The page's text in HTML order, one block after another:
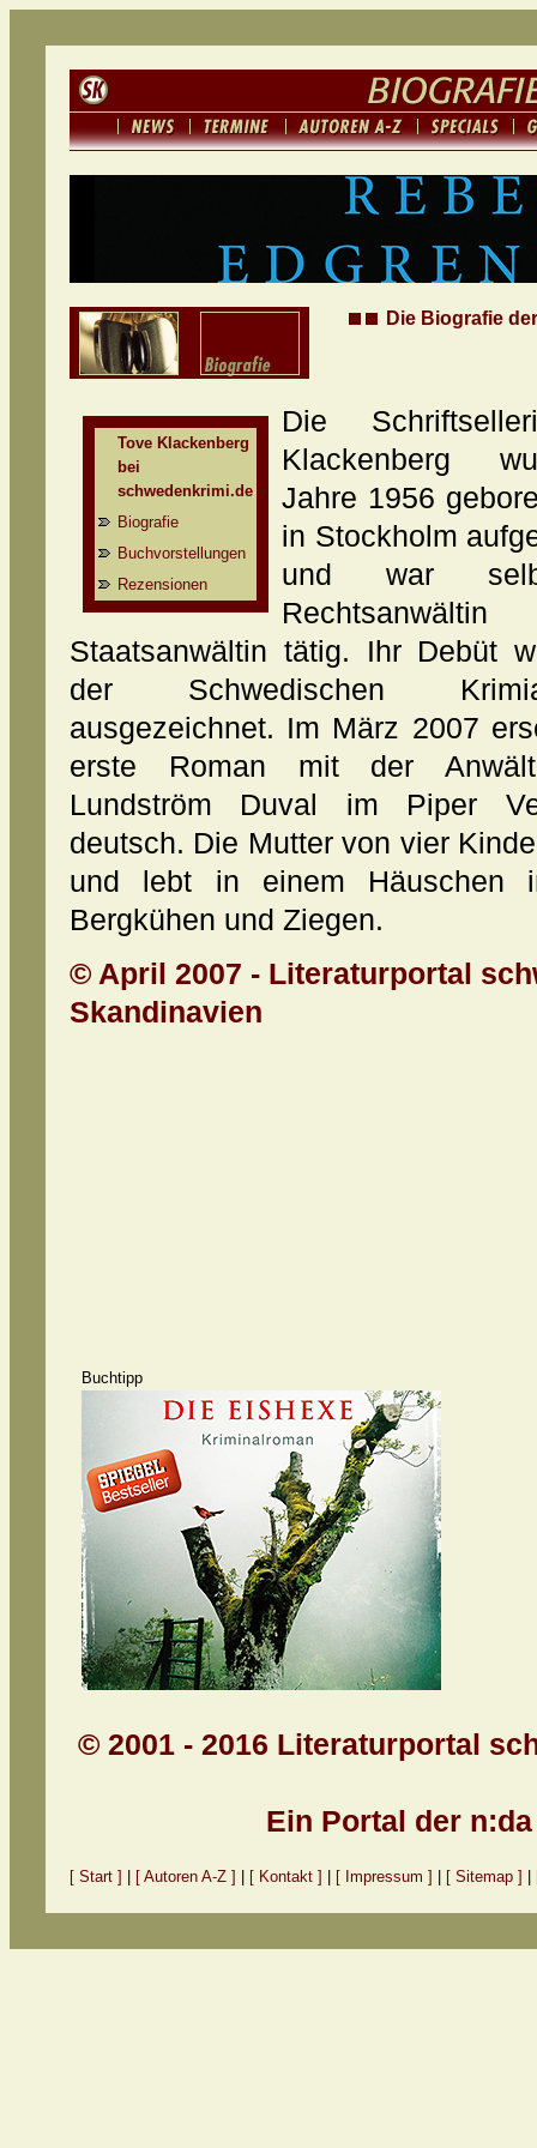
Die Biografie
Tove Klackenberg
bei
schwedenkrimi.de
Biografie
Buchvorstellungen
Rezensionen
Die
Klackenberg
Jahre 1956
in Stockholm
und war
Staatsanwältin tätig. Ihr Debüt
der Schwedischen
ausgezeichnet. Im März 2007
erste Roman mit der
Lundström Duval im Piper
deutsch. Die Mutter von vier
und lebt in einem Häuschen
Bergkühen und Ziegen.
© April 2007 - Literaturportal
Skandinavien
Buchtipp
© 2001 - 2016 Literaturportal
Ein Portal der
[ Start ] [ Autoren A-Z ] [ Kontakt ] [ Impressum ] [ Sitemap ]